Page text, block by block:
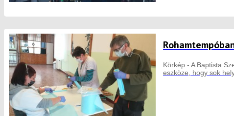
Körkép - A Baptista
eszköze, hogy sok